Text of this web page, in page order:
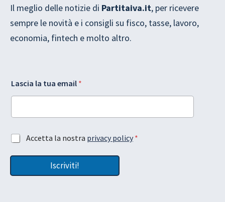
Il meglio delle notizie di Partitaiva.it, per ricevere
sempre le novità e i consigli su fisco, tasse, lavoro,
economia, fintech e molto altro.
c
c
t
a
z
m
a
l
a
e
Lascia la tua email *
A
c
t
Accetta la nostra privacy policy *
Iscriviti!